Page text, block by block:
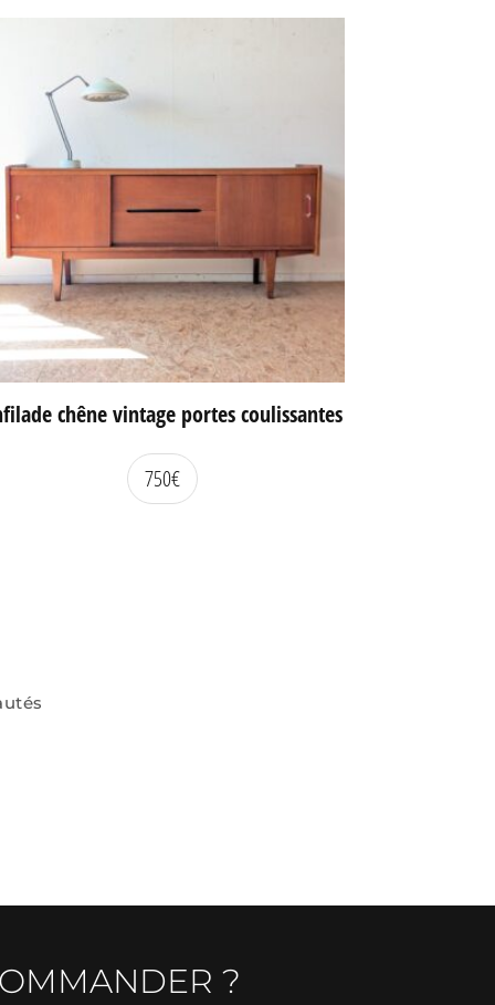
chêne vintage portes coulissantes
750€
?